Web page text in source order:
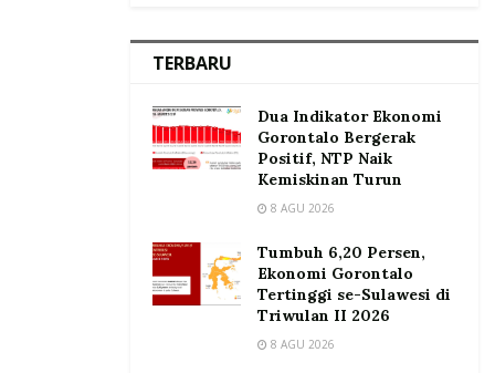
TERBARU
Dua Indikator Ekonomi
Gorontalo Bergerak
Positif, NTP Naik
Kemiskinan Turun
8 AGU 2026
Tumbuh 6,20 Persen,
Ekonomi Gorontalo
Tertinggi se-Sulawesi di
Triwulan II 2026
8 AGU 2026